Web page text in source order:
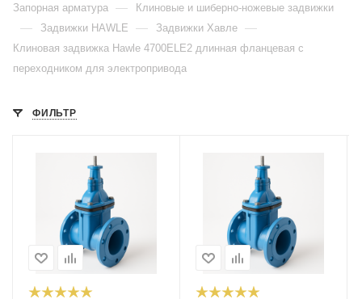
Запорная арматура — Клиновые и шиберно-ножевые задвижки
— Задвижки HAWLE — Задвижки Хавле —
Клиновая задвижка Hawle 4700ELE2 длинная фланцевая с
переходником для электропривода
ФИЛЬТР